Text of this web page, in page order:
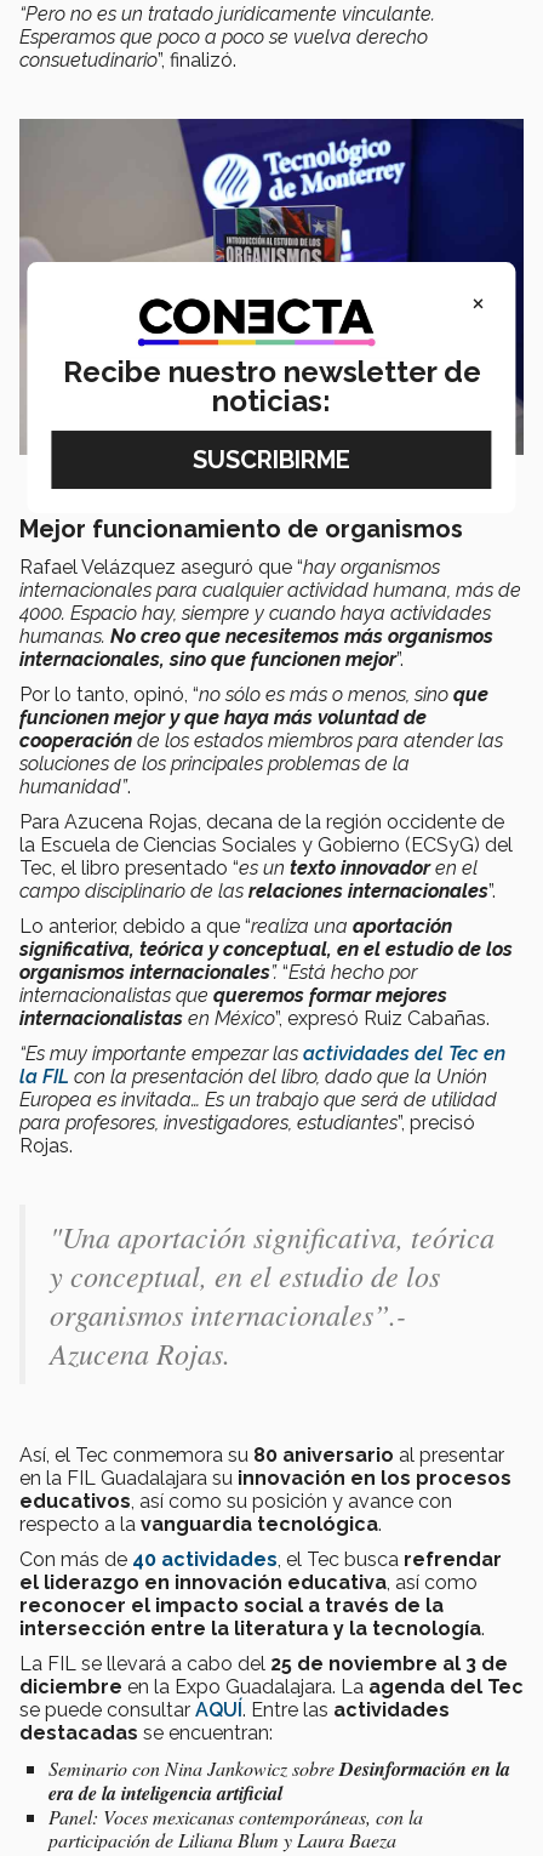
“Pero no es un tratado jurídicamente vinculante.
Esperamos que poco a poco se vuelva derecho
consuetudinario”, finalizó.
Mejor funcionamiento de organismos
Rafael Velázquez aseguró que “hay organismos
internacionales para cualquier actividad humana, más de
4000. Espacio hay, siempre y cuando haya actividades
humanas. No creo que necesitemos más organismos
internacionales, sino que funcionen mejor”.
Por lo tanto, opinó, “no sólo es más o menos, sino que
funcionen mejor y que haya más voluntad de
cooperación de los estados miembros para atender las
soluciones de los principales problemas de la
humanidad”.
Para Azucena Rojas, decana de la región occidente de
la Escuela de Ciencias Sociales y Gobierno (ECSyG) del
Tec, el libro presentado “es un texto innovadoren el
campo disciplinario de las relaciones internacionales”.
Lo anterior, debido a que “realiza una aportación
significativa, teórica y conceptual, en el estudio de los
organismos internacionales”. “Está hecho por
internacionalistas que queremos formar mejores
internacionalistas en México”, expresó Ruiz Cabañas.
“Es muy importante empezar las actividades del Tec en
la FIL con la presentación del libro, dado que la Unión
Europea es invitada… Es un trabajo que será de utilidad
para profesores, investigadores, estudiantes”, precisó
Rojas.
"Una aportación significativa, teórica
y conceptual, en el estudio de los
organismos internacionales”.-
Azucena Rojas.
Así, el Tec conmemora su 80 aniversario al presentar
en la FIL Guadalajara su innovación en los procesos
educativos, así como su posición y avance con
respecto a la vanguardia tecnológica.
Con más de 40 actividades, el Tec busca refrendar
el liderazgo en innovación educativa, así como
reconocer el impacto social a través de la
intersección entre la literatura y la tecnología.
La FIL se llevará a cabo del 25 de noviembre al 3 de
diciembre en la Expo Guadalajara. La agenda del Tec
se puede consultar AQUÍ. Entre las actividades
destacadas se encuentran:
Seminario con Nina Jankowicz sobreDesinformación en la
era de la inteligencia artificial
Panel: Voces mexicanas contemporáneas, con la
participación de Liliana Blum y Laura Baeza
×
Recibe nuestro newsletter de
noticias: